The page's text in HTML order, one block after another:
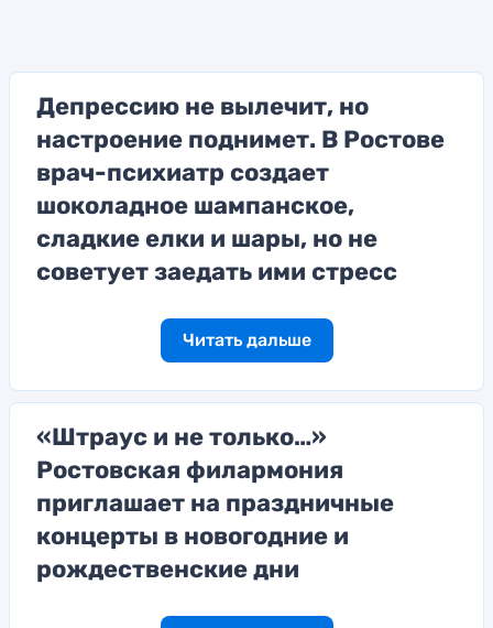
Депрессию не вылечит, но
настроение поднимет. В Ростове
врач-психиатр создает
шоколадное шампанское,
сладкие елки и шары, но не
советует заедать ими стресс
Читать дальше
«Штраус и не только…»
Ростовская филармония
приглашает на праздничные
концерты в новогодние и
рождественские дни